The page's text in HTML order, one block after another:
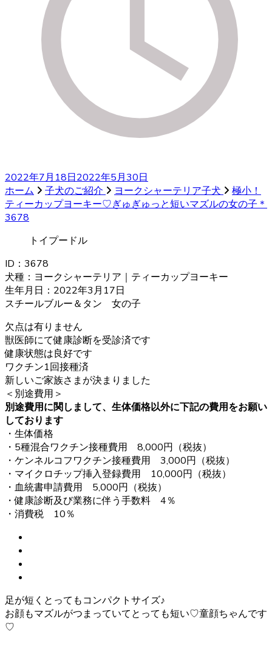
2022年7月18日2022年5月30日
ホーム
子犬のご紹介 ヨークシャーテリア子犬
極小！
ティーカップヨーキー♡ぎゅぎゅっと短いマズルの女の子＊
3678
トイプードル
ID：3678
犬種：ヨークシャーテリア｜ティーカップヨーキー
生年月日：2022年3月17日
スチールブルー＆タン 女の子
欠点は有りません
獣医師にて健康診断を受診済です
健康状態は良好です
ワクチン1回接種済
新しいご家族さまが決まりました
＜別途費用＞
別途費用に関しまして、生体価格以外に下記の費用をお願い
しております
・生体価格
・5種混合ワクチン接種費用 8,000円（税抜）
・ケンネルコフワクチン接種費用 3,000円（税抜）
・マイクロチップ挿入登録費用 10,000円（税抜）
・血統書申請費用 5,000円（税抜）
・健康診断及び業務に伴う手数料 4％
・消費税 10％
足が短くとってもコンパクトサイズ♪
お顔もマズルがつまっていてとっても短い♡童顔ちゃんです
♡